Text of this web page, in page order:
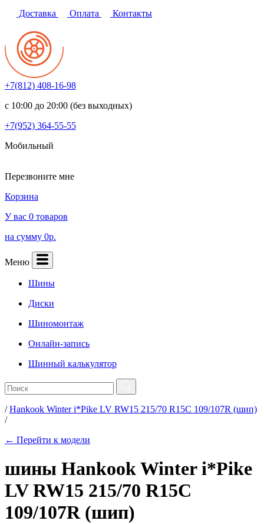
Доставка Оплата Контакты
+7(812) 408-16-98
с 10:00 до 20:00 (без выходных)
+7(952) 364-55-55
Мобильный
Перезвоните мне
Корзина
У вас 0 товаров
на сумму 0р.
Меню
Шины
Диски
Шиномонтаж
Онлайн-запись
Шинный калькулятор
/Hankook Winter i*Pike LV RW15 215/70 R15C 109/107R (шип)
/
← Перейти к модели
шины Hankook Winter i*Pike
LV RW15 215/70 R15C
109/107R (шип)